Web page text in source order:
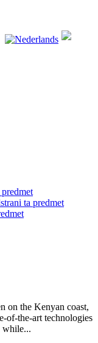
ta predmet
on the Kenyan coast,
of-the-art technologies
while...